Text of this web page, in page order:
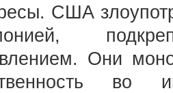
США
Они
во